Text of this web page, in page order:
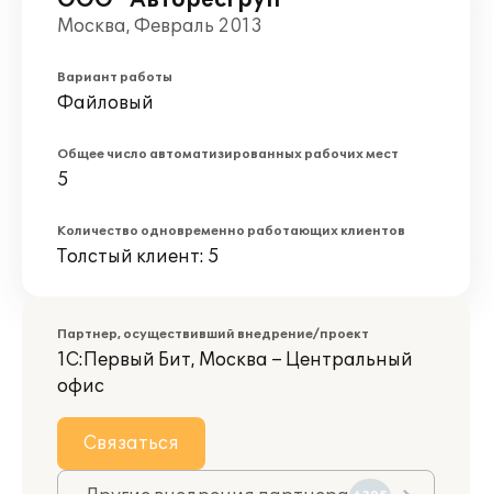
Москва, Февраль 2013
Вариант работы
Файловый
Общее число автоматизированных рабочих мест
5
Количество одновременно работающих клиентов
Толстый клиент: 5
Партнер, осуществивший внедрение/проект
1С:Первый Бит, Москва – Центральный
офис
Связаться